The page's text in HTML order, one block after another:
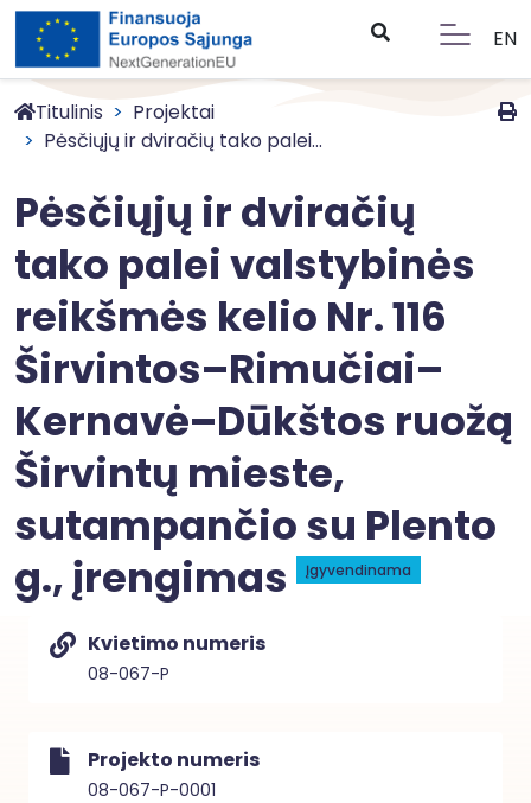
EN
Titulinis
Projektai
Pėsčiųjų ir dviračių tako palei...
Pėsčiųjų ir dviračių
tako palei valstybinės
reikšmės kelio Nr. 116
Širvintos–Rimučiai–
Kernavė–Dūkštos ruožą
Širvintų mieste,
sutampančio su Plento
g., įrengimas
Įgyvendinama
Kvietimo numeris
08-067-P
Projekto numeris
08-067-P-0001